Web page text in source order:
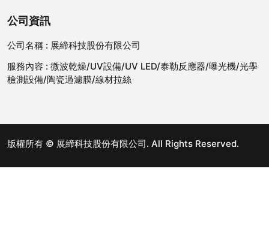
公司資訊
公司名稱 : 展締科技股份有限公司
服務內容 : 微波乾燥/UV設備/UV LED/泰勒反應器/曝光機/光學
檢測設備/陶瓷過濾膜/線材拉絲
版權所有 © 展締科技股份有限公司. All Rights Reserved.